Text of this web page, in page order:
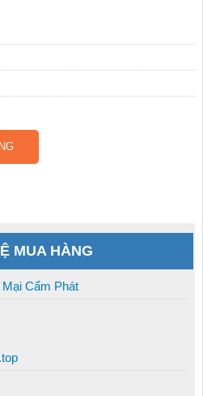
MUA HÀNG
Cẩm Phát